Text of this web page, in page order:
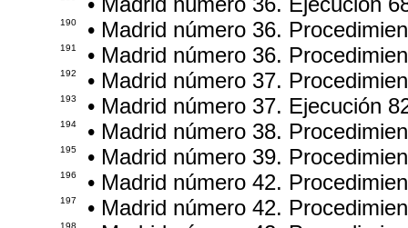
190 • Madrid número 36.
191 • Madrid número 36.
192 • Madrid número 37.
193 • Madrid número 37. Ejecución
194 • Madrid número 38.
195 • Madrid número 39.
196 • Madrid número 42.
197 • Madrid número 42.
198